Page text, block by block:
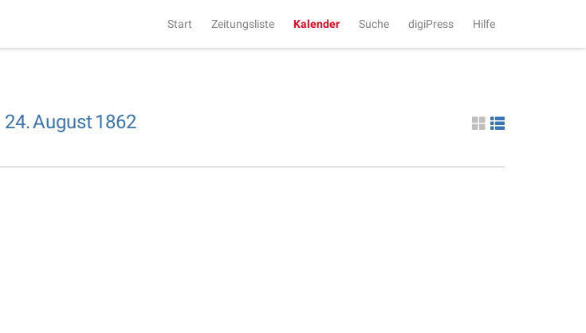
Start Zeitungsliste Kalender Suche digiPress Hilfe
24.August 1862